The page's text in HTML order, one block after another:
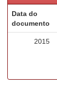
Data do
documento
2015